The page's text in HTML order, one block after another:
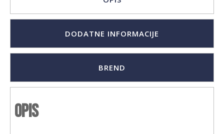
DODATNE INFORMACIJE
BREND
Opis